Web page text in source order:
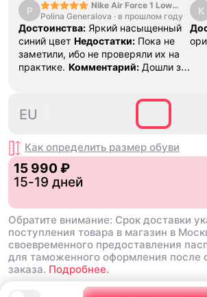
P
Nike Air Force 1 Low
College Pack White
Blue
Polina Generalova · в прошлом году
Достоинства: Яркий насыщенный
синий цвет Недостатки: Пока не
заметили, ибо не проверяли их на
практике. Комментарий: Дошли за
К
EU
Как определить размер обуви
15 990 ₽
15-19 дней
Обратите внимание: Срок доставки
поступления товара в магазин в
своевременного предоставления
для таможенного оформления после
заказа. Подробнее.